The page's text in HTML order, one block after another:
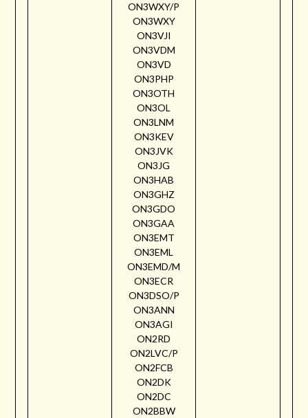
ON3WXY/P
ON3WXY
ON3VJI
ON3VDM
ON3VD
ON3PHP
ON3OTH
ON3OL
ON3LNM
ON3KEV
ON3JVK
ON3JG
ON3HAB
ON3GHZ
ON3GDO
ON3GAA
ON3EMT
ON3EML
ON3EMD/M
ON3ECR
ON3DSO/P
ON3ANN
ON3AGI
ON2RD
ON2LVC/P
ON2FCB
ON2DK
ON2DC
ON2BBW